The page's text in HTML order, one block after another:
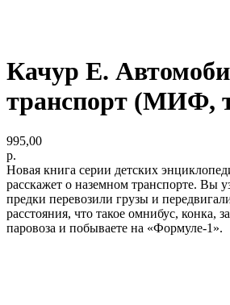
Качур Е.
транспорт (МИФ,
995,00
р.
Новая книга серии детских
расскажет о наземном транспорте. Вы
предки перевозили грузы и
расстояния, что такое омнибус, конка,
паровоза и побываете на «Формуле-1».